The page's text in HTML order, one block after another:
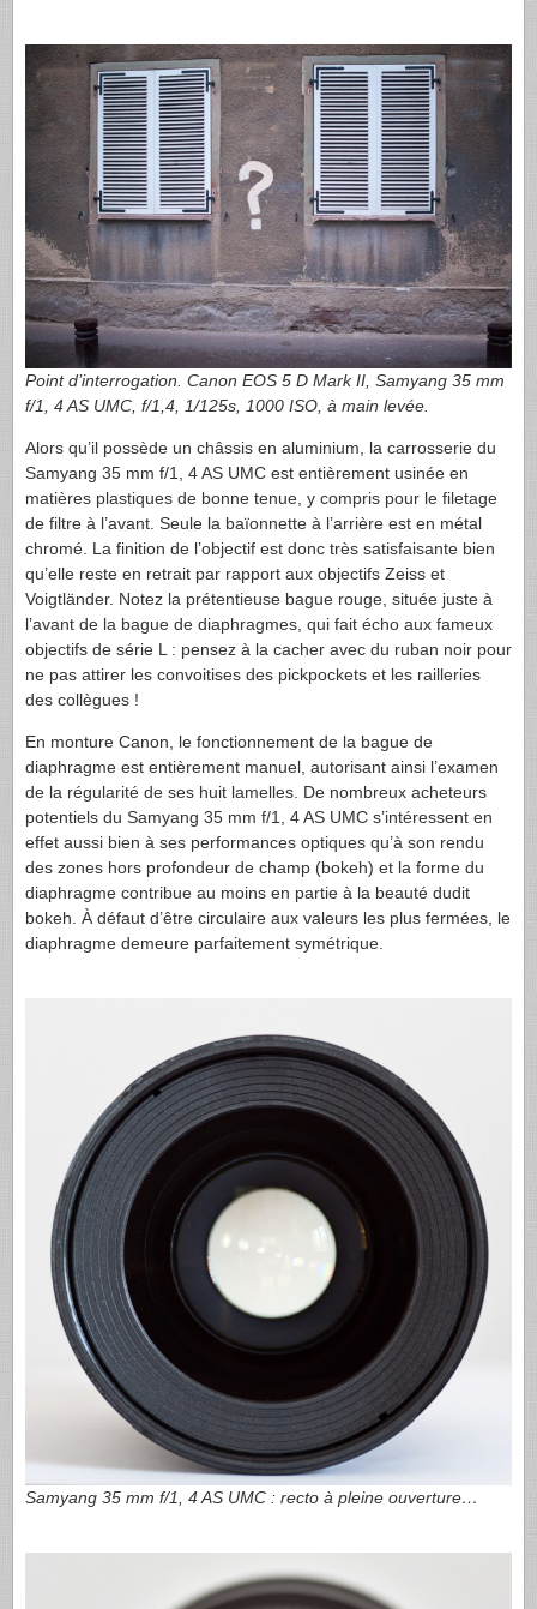
Point d’interrogation. Canon EOS 5 D Mark II, Samyang 35 mm
f/1, 4 AS UMC, f/1,4, 1/125s, 1000 ISO, à main levée.
Alors qu’il possède un châssis en aluminium, la carrosserie du
Samyang 35 mm f/1, 4 AS UMC est entièrement usinée en
matières plastiques de bonne tenue, y compris pour le filetage
de filtre à l’avant. Seule la baïonnette à l’arrière est en métal
chromé. La finition de l’objectif est donc très satisfaisante bien
qu’elle reste en retrait par rapport aux objectifs Zeiss et
Voigtländer. Notez la prétentieuse bague rouge, située juste à
l’avant de la bague de diaphragmes, qui fait écho aux fameux
objectifs de série L : pensez à la cacher avec du ruban noir pour
ne pas attirer les convoitises des pickpockets et les railleries
des collègues !
En monture Canon, le fonctionnement de la bague de
diaphragme est entièrement manuel, autorisant ainsi l’examen
de la régularité de ses huit lamelles. De nombreux acheteurs
potentiels du Samyang 35 mm f/1, 4 AS UMC s’intéressent en
effet aussi bien à ses performances optiques qu’à son rendu
des zones hors profondeur de champ (bokeh) et la forme du
diaphragme contribue au moins en partie à la beauté dudit
bokeh. À défaut d’être circulaire aux valeurs les plus fermées, le
diaphragme demeure parfaitement symétrique.
Samyang 35 mm f/1, 4 AS UMC : recto à pleine ouverture…